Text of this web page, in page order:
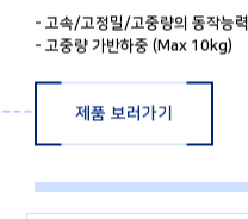
- 고속/고정밀/고중량의 동작능력
- 고중량 가반하중 (Max 10kg)
제품 보러가기